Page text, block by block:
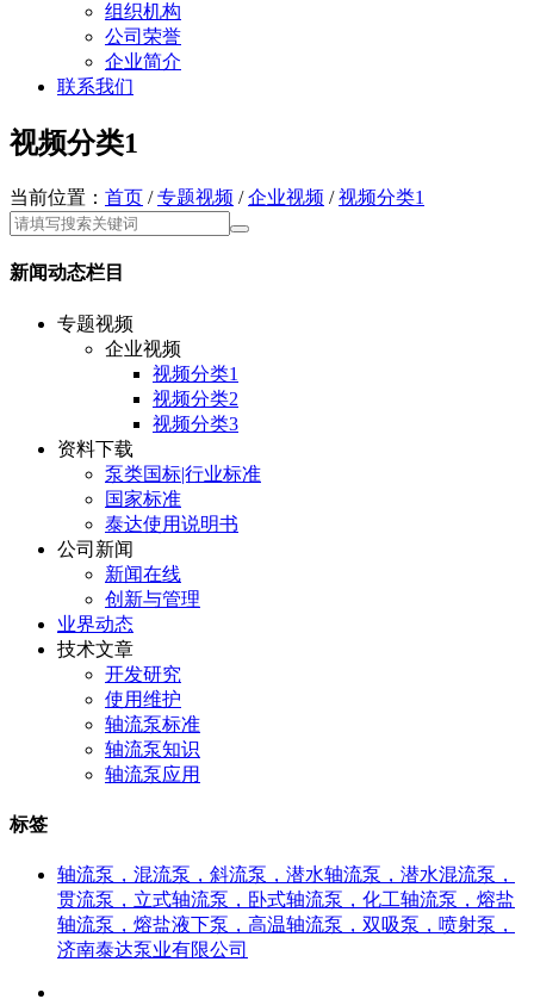
组织机构
公司荣誉
企业简介
联系我们
视频分类1
当前位置： 首页 /专题视频 /企业视频 /视频分类1
新闻动态栏目
专题视频
企业视频
视频分类1
视频分类2
视频分类3
资料下载
泵类国标|行业标准
国家标准
泰达使用说明书
公司新闻
新闻在线
创新与管理
业界动态
技术文章
开发研究
使用维护
轴流泵标准
轴流泵知识
轴流泵应用
标签
轴流泵，混流泵，斜流泵，潜水轴流泵，潜水混流泵，
贯流泵，立式轴流泵，卧式轴流泵，化工轴流泵，熔盐
轴流泵，熔盐液下泵，高温轴流泵，双吸泵，喷射泵，
济南泰达泵业有限公司